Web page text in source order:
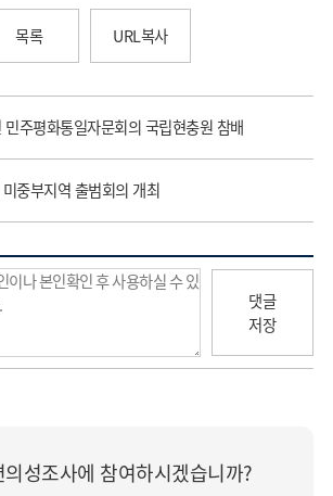
목록 URL복사
주평화통일자문회의 국립현충원 참배
중부지역 출범회의 개최
댓글
저장
성조사에 참여하시겠습니까?